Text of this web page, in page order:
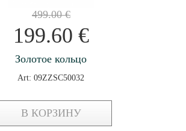
499.00€
199.60 €
Золотое кольцо
Art: 09ZZSC50032
В КОРЗИНУ